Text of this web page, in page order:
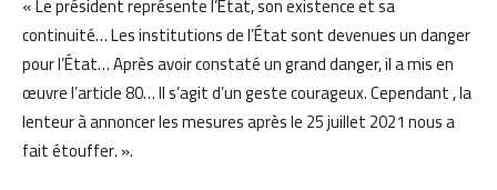
continuité… Les institutions de l’État sont devenues un danger
pour l’État… Après avoir constaté un grand danger, il a mis en
œuvre l’article 80… Il s’agit d’un geste courageux. Cependant , la
lenteur à annoncer les mesures après le 25 juillet 2021 nous a
fait étouffer. ».